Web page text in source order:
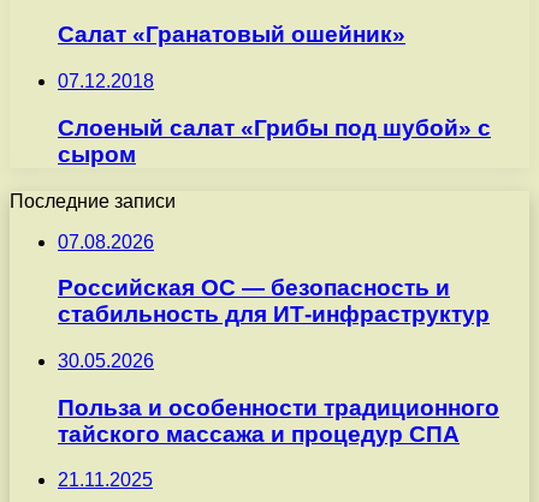
Салат «Гранатовый ошейник»
07.12.2018
Слоеный салат «Грибы под шубой» с
сыром
Последние записи
07.08.2026
Российская ОС — безопасность и
стабильность для ИТ-инфраструктур
30.05.2026
Польза и особенности традиционного
тайского массажа и процедур СПА
21.11.2025